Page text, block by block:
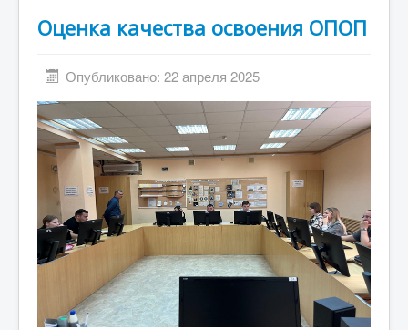
Оценка качества освоения ОПОП
Опубликовано: 22 апреля 2025